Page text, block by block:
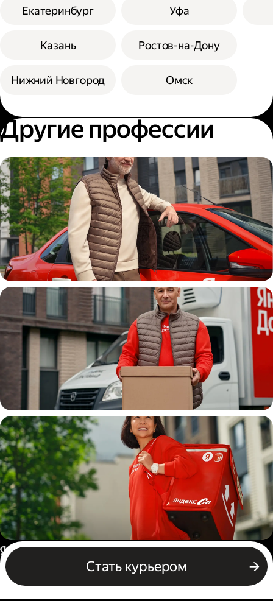
Екатеринбург
Казань
Нижний Новгород
Уфа
Ростов-на-Дону
Омск
Другие профессии
Автокурьер
Водитель
грузовой машины
Пеший курьер
Стать курьером
Россия
Бизнесу